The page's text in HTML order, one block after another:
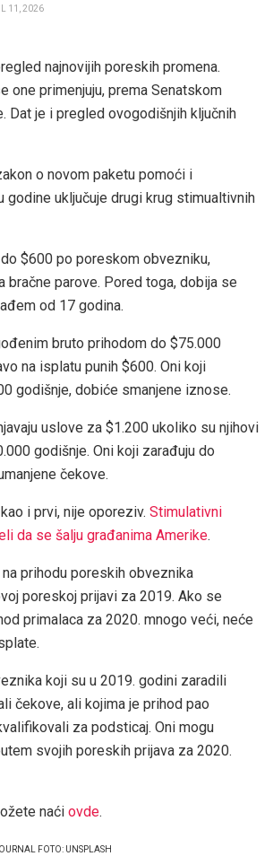
11, 2026
najnovijih poreskih promena.
one primenjuju, prema Senatskom
Dat je i pregled ovogodišnjih ključnih
o novom paketu pomoći i
godine uključuje drugi krug stimualtivnih
$600 po poreskom obvezniku,
bračne parove. Pored toga, dobija se
od 17 godina.
bruto prihodom do $75.000
na isplatu punih $600. Oni koji
godišnje, dobiće smanjene iznose.
uslove za $1.200 ukoliko su njihovi
godišnje. Oni koji zarađuju do
čekove.
i prvi, nije oporeziv. Stimulativni
da se šalju građanima Amerike.
prihodu poreskih obveznika
poreskoj prijavi za 2019. Ako se
primalaca za 2020. mnogo veći, neće
koji su u 2019. godini zaradili
čekove, ali kojima je prihod pao
za podsticaj. Oni mogu
svojih poreskih prijava za 2020.
naći ovde.
FOTO: UNSPLASH